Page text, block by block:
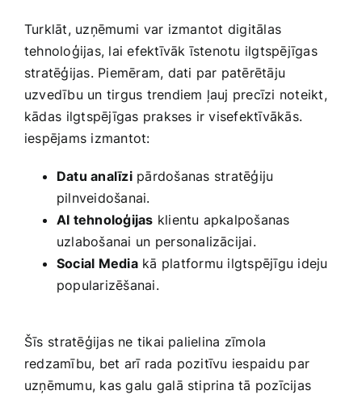
Turklāt, ​uzņēmumi⁢ var ⁤izmantot ​digitālas⁤
tehnoloģijas, ​lai efektīvāk īstenotu ilgtspējīgas
‍stratēģijas. Piemēram, dati par patērētāju
uzvedību un tirgus trendiem ļauj precīzi noteikt,
kādas ⁤ilgtspējīgas prakses‌ ir visefektīvākās.
iespējams izmantot:
Datu analīzi​pārdošanas⁣ stratēģiju
pilnveidošanai.
AI tehnoloģijas klientu apkalpošanas
uzlabošanai⁤ un personalizācijai.
Social Mediakā platformu ⁤ilgtspējīgu‍ ideju‌
popularizēšanai.
Šīs ⁤stratēģijas ne tikai palielina ⁢zīmola
redzamību, bet arī ‌rada pozitīvu iespaidu ⁣par
uzņēmumu, kas galu ⁤galā stiprina​ tā pozīcijas⁤